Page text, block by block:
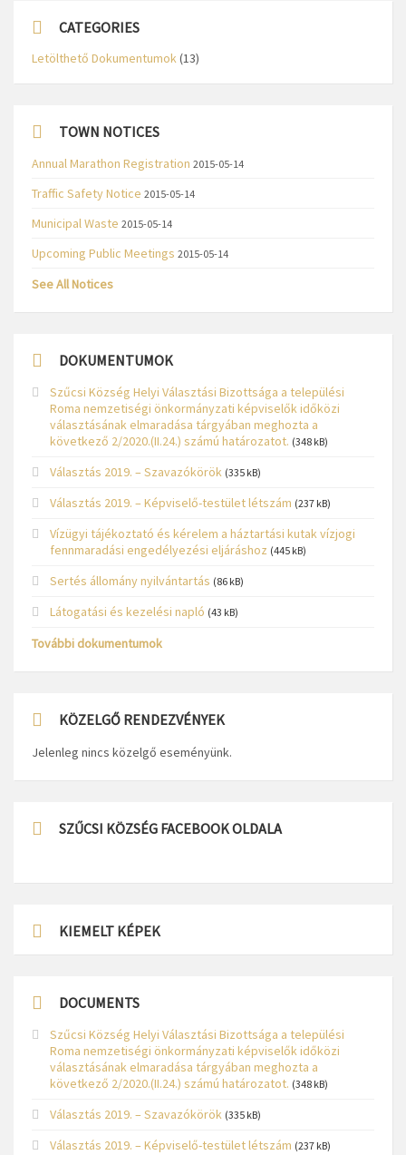
CATEGORIES
Letölthető Dokumentumok(13)
TOWN NOTICES
Annual Marathon Registration 2015-05-14
Traffic Safety Notice 2015-05-14
Municipal Waste 2015-05-14
Upcoming Public Meetings 2015-05-14
See All Notices
DOKUMENTUMOK
Szűcsi Község Helyi Választási Bizottsága a települési
Roma nemzetiségi önkormányzati képviselők időközi
választásának elmaradása tárgyában meghozta a
következő 2/2020.(II.24.) számú határozatot. (348 kB)
Választás 2019. – Szavazókörök (335 kB)
Választás 2019. – Képviselő-testület létszám (237 kB)
Vízügyi tájékoztató és kérelem a háztartási kutak vízjogi
fennmaradási engedélyezési eljáráshoz (445 kB)
Sertés állomány nyilvántartás (86 kB)
Látogatási és kezelési napló (43 kB)
További dokumentumok
KÖZELGŐ RENDEZVÉNYEK
Jelenleg nincs közelgő eseményünk.
SZŰCSI KÖZSÉG FACEBOOK OLDALA
KIEMELT KÉPEK
DOCUMENTS
Szűcsi Község Helyi Választási Bizottsága a települési
Roma nemzetiségi önkormányzati képviselők időközi
választásának elmaradása tárgyában meghozta a
következő 2/2020.(II.24.) számú határozatot. (348 kB)
Választás 2019. – Szavazókörök (335 kB)
Választás 2019. – Képviselő-testület létszám (237 kB)